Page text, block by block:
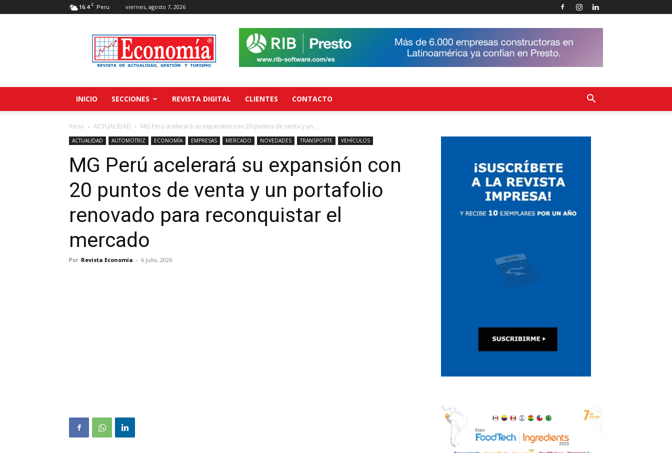
16.4 C Peru viernes, agosto 7, 2026
Revista
Economía
INICIO SECCIONES REVISTA DIGITAL CLIENTES CONTACTO
Inicio ACTUALIDAD MG Perú acelerará su expansión con 20 puntos de venta y un...
ACTUALIDAD AUTOMOTRIZ ECONOMÍA EMPRESAS MERCADO NOVEDADES TRANSPORTE VEHÍCULOS
MG Perú acelerará su expansión con
20 puntos de venta y un portafolio
renovado para reconquistar el
mercado
Por Revista Economía - 6 julio, 2026